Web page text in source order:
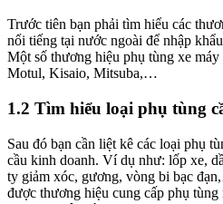
Trước tiên bạn phải tìm hiểu các
nổi tiếng tại nước ngoài để nhập
Một số thương hiệu phụ tùng xe
Motul, Kisaio, Mitsuba,…
1.2 Tìm hiểu loại phụ tùng
Sau đó bạn cần liệt kê các loại phụ
cầu kinh doanh. Ví dụ như: lốp xe,
ty giảm xóc, gương, vòng bi bạc
được thương hiệu cung cấp phụ tùng